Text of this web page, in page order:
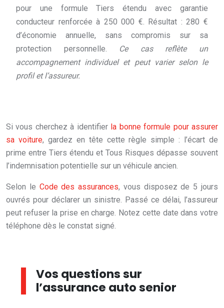
pour une formule Tiers étendu avec garantie
conducteur renforcée à 250 000 €. Résultat : 280 €
d’économie annuelle, sans compromis sur sa
protection personnelle. Ce cas reflète un
accompagnement individuel et peut varier selon le
profil et l’assureur.
Si vous cherchez à identifier la bonne formule pour assurer
sa voiture, gardez en tête cette règle simple : l’écart de
prime entre Tiers étendu et Tous Risques dépasse souvent
l’indemnisation potentielle sur un véhicule ancien.
Selon le Code des assurances, vous disposez de 5 jours
ouvrés pour déclarer un sinistre. Passé ce délai, l’assureur
peut refuser la prise en charge. Notez cette date dans votre
téléphone dès le constat signé.
Vos questions sur
l’assurance auto senior